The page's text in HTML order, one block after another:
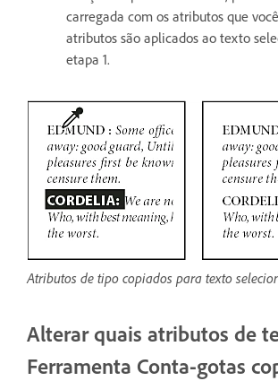
carregada com os atributos que
atributos são aplicados ao texto
etapa 1.
Atributos de tipo copiados para texto
Alterar quais atributos de
Ferramenta Conta-gotas